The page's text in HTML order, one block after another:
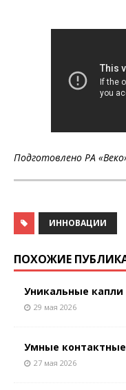
Подготовлено РА
ИННОВАЦИИ
ПОХОЖИЕ
Уникальные
29 мая 2026
Умные
27 мая 2026